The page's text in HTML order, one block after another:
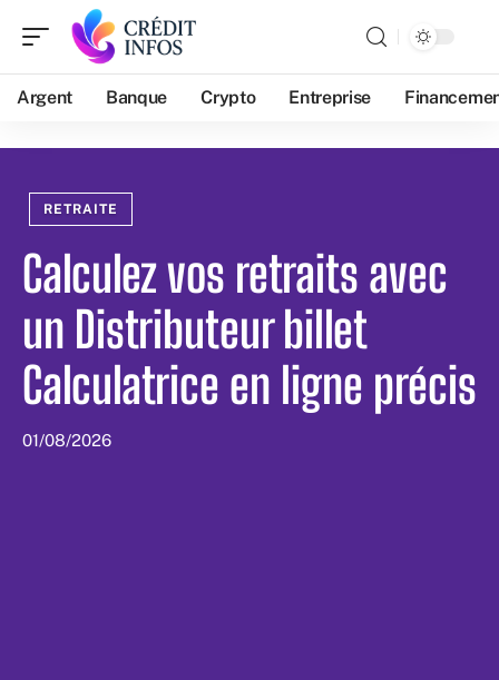
Argent Banque Crypto Entreprise
RETRAITE
Calculez vos retraits avec
un Distributeur billet
Calculatrice en ligne précis
01/08/2026